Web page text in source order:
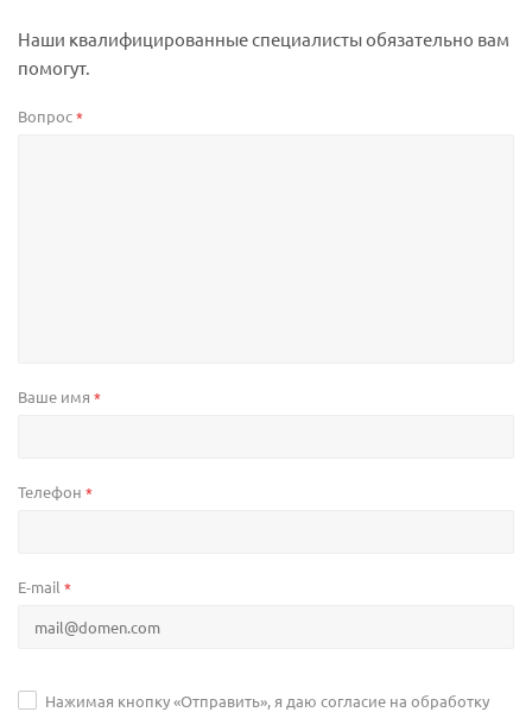
Наши квалифицированные специалисты обязательно вам
помогут.
Вопрос*
Ваше имя *
Телефон *
E-mail *
Нажимая кнопку «Отправить», я даю согласие на обработку